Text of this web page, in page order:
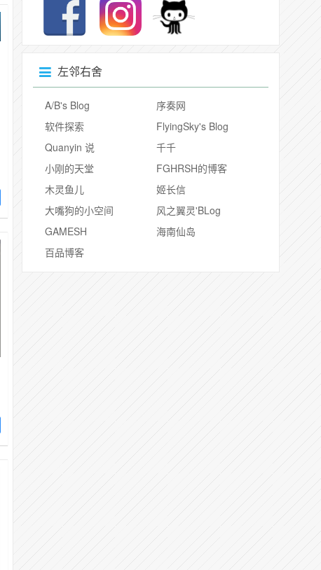
左邻右舍
A/B's Blog
序奏网
软件探索
FlyingSky's Blog
Quanyin 说
千千
小刚的天堂
FGHRSH的博客
木灵鱼儿
姬长信
大嘴狗的小空间
风之翼灵'BLog
GAMESH
海南仙岛
百品博客